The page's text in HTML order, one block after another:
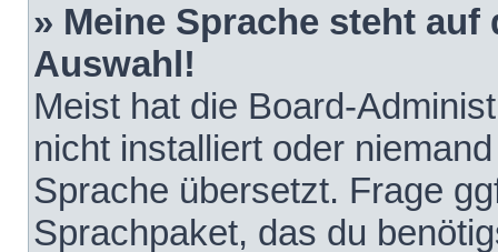
» Meine Sprache steht
Auswahl!
Meist hat die Board-
nicht installiert oder
Sprache übersetzt. Frage
Sprachpaket, das du